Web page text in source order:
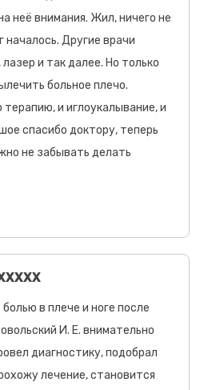
неё внимания. Жил, ничего не
началось. Другие врачи
и так далее. Но только
больное плечо.
и иглоукалывание​, и
спасибо доктору, теперь
не забывать делать
в плече и ноге после
И. Е. внимательно
диагностику, подобрал
лечение, становится